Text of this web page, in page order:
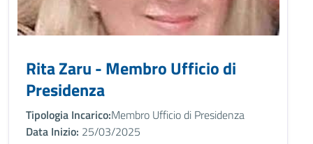
Rita Zaru - Membro Ufficio di
Presidenza
Tipologia Incarico:Membro Ufficio di Presidenza
Data Inizio: 25/03/2025